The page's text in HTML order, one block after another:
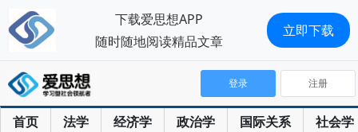
首页 法学 经济学 政治学 国际关系 社会学
登录 注册
下载爱思想APP
随时随地阅读精品文章
立即下载